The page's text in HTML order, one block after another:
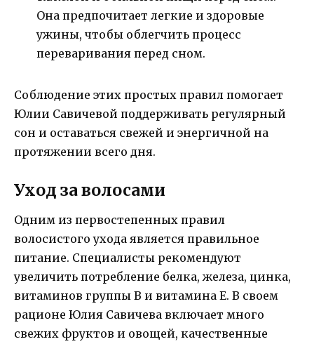
Она предпочитает легкие и здоровые
ужины, чтобы облегчить процесс
переваривания перед сном.
Соблюдение этих простых правил помогает
Юлии Савичевой поддерживать регулярный
сон и оставаться свежей и энергичной на
протяжении всего дня.
Уход за волосами
Одним из первостепенных правил
волосистого ухода является правильное
питание. Специалисты рекомендуют
увеличить потребление белка, железа, цинка,
витаминов группы B и витамина E. В своем
рационе Юлия Савичева включает много
свежих фруктов и овощей, качественные